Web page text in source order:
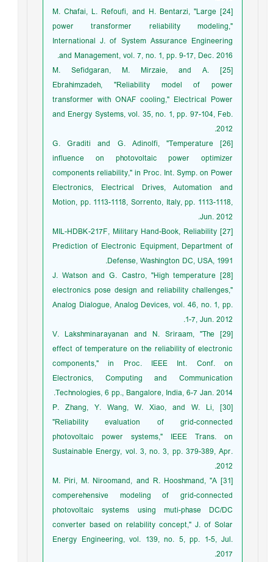
[24] M. Chafai, L. Refoufi, and H. Bentarzi, "Large
power transformer reliability modeling,"
International J. of System Assurance Engineering
and Management, vol. 7, no. 1, pp. 9-17, Dec. 2016.
[25] M. Sefidgaran, M. Mirzaie, and A.
Ebrahimzadeh, "Reliability model of power
transformer with ONAF cooling," Electrical Power
and Energy Systems, vol. 35, no. 1, pp. 97-104, Feb.
2012.
[26] G. Graditi and G. Adinolfi, "Temperature
influence on photovoltaic power optimizer
components reliability," in Proc. Int. Symp. on Power
Electronics, Electrical Drives, Automation and
Motion, pp. 1113-1118, Sorrento, Italy, pp. 1113-1118,
Jun. 2012.
[27] MIL-HDBK-217F, Military Hand-Book, Reliability
Prediction of Electronic Equipment, Department of
Defense, Washington DC, USA, 1991.
[28] J. Watson and G. Castro, "High temperature
electronics pose design and reliability challenges,"
Analog Dialogue, Analog Devices, vol. 46, no. 1, pp.
1-7, Jun. 2012.
[29] V. Lakshminarayanan and N. Sriraam, "The
effect of temperature on the reliability of electronic
components," in Proc. IEEE Int. Conf. on
Electronics, Computing and Communication
Technologies, 6 pp., Bangalore, India, 6-7 Jan. 2014.
[30] P. Zhang, Y. Wang, W. Xiao, and W. Li,
"Reliability evaluation of grid-connected
photovoltaic power systems," IEEE Trans. on
Sustainable Energy, vol. 3, no. 3, pp. 379-389, Apr.
2012.
[31] M. Piri, M. Niroomand, and R. Hooshmand, "A
comperehensive modeling of grid-connected
photovoltaic systems using muti-phase DC/DC
converter based on relability concept," J. of Solar
Energy Engineering, vol. 139, no. 5, pp. 1-5, Jul.
2017.